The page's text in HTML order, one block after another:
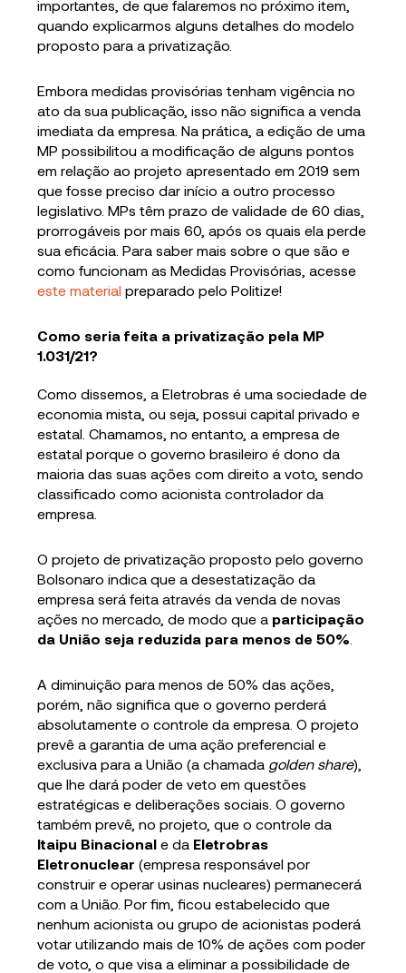
importantes, de que falaremos no próximo item,
quando explicarmos alguns detalhes do modelo
proposto para a privatização.
Embora medidas provisórias tenham vigência no
ato da sua publicação, isso não significa a venda
imediata da empresa. Na prática, a edição de uma
MP possibilitou a modificação de alguns pontos
em relação ao projeto apresentado em 2019 sem
que fosse preciso dar início a outro processo
legislativo. MPs têm prazo de validade de 60 dias,
prorrogáveis por mais 60, após os quais ela perde
sua eficácia. Para saber mais sobre o que são e
como funcionam as Medidas Provisórias, acesse
este material preparado pelo Politize!
Como seria feita a privatização pela MP
1.031/21?
Como dissemos, a Eletrobras é uma sociedade de
economia mista, ou seja, possui capital privado e
estatal. Chamamos, no entanto, a empresa de
estatal porque o governo brasileiro é dono da
maioria das suas ações com direito a voto, sendo
classificado como acionista controlador da
empresa.
O projeto de privatização proposto pelo governo
Bolsonaro indica que a desestatização da
empresa será feita através da venda de novas
ações no mercado, de modo que a participação
da União seja reduzida para menos de 50%
A diminuição para menos de 50% das ações,
porém, não significa que o governo perderá
absolutamente o controle da empresa. O projeto
prevê a garantia de uma ação preferencial e
exclusiva para a União (a chamada golden share),
que lhe dará poder de veto em questões
estratégicas e deliberações sociais. O governo
também prevê, no projeto, que o controle da
Itaipu Binacional e da Eletrobras
Eletronuclear (empresa responsável por
construir e operar usinas nucleares) permanecerá
com a União. Por fim, ficou estabelecido que
nenhum acionista ou grupo de acionistas poderá
votar utilizando mais de 10% de ações com poder
de voto, o que visa a eliminar a possibilidade de